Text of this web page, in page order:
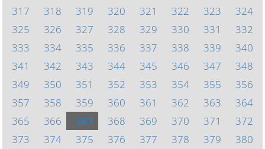
317
318 319 320 321 322 323
324
325
326 327 328 329 330 331
332
333
334 335 336 337 338 339
340
341
342 343 344 345 346 347
348
349
350 351 352 353 354 355
356
357
358 359 360 361 362 363
364
365
366 367 368 369 370 371
372
373
374 375 376 377 378 379 380